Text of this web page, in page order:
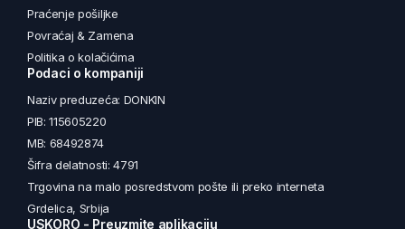
Praćenje pošiljke
Povraćaj & Zamena
Politika o kolačićima
Podaci o kompaniji
Naziv preduzeća: DONKIN
PIB: 115605220
MB: 68492874
Šifra delatnosti: 4791
Trgovina na malo posredstvom pošte ili preko interneta
Grdelica, Srbija
USKORO - Preuzmite aplikaciju